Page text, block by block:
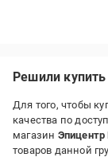
Решили
Для того, чтобы
качества по
магазин Эпицентр
товаров данной